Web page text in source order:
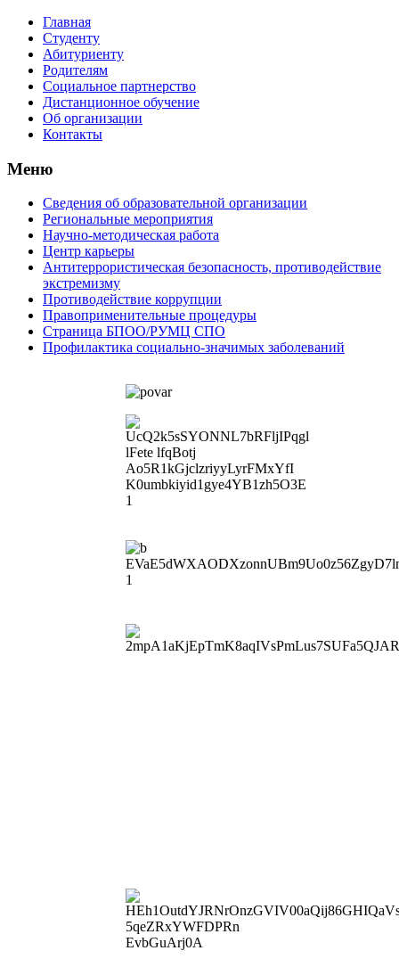
Главная
Студенту
Абитуриенту
Родителям
Социальное партнерство
Дистанционное обучение
Об организации
Контакты
Меню
Сведения об образовательной организации
Региональные мероприятия
Научно-методическая работа
Центр карьеры
Антитеррористическая безопасность, противодействие
экстремизму
Противодействие коррупции
Правоприменительные процедуры
Страница БПОО/РУМЦ CПO
Профилактика социально-значимых заболеваний